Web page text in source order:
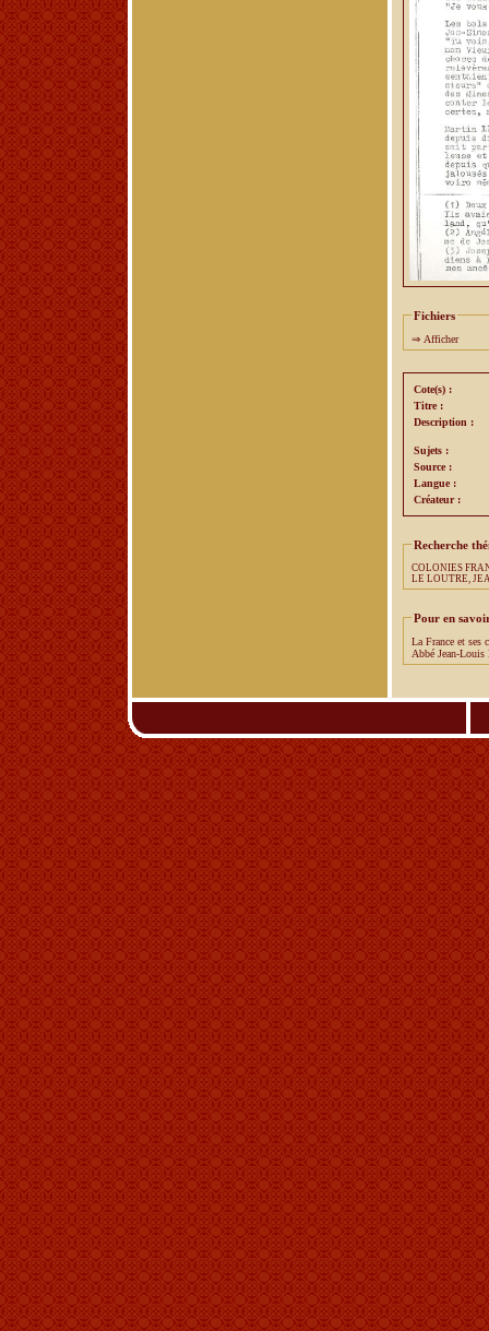
Fichiers
⇒ Afficher
Cote(s) :
Titre :
Description :
Sujets :
Source :
Langue :
Créateur :
Recherche
COLONIES
LE LOUTRE,
Pour en
La France et ses
Abbé Jean-Louis